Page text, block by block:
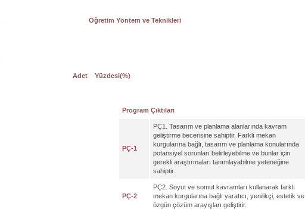
Öğretim Yöntem ve Teknikleri
Adet Yüzdesi(%)
Program Çıktıları
PÇ-1
PÇ1. Tasarım ve planlama alanlarında kavram
geliştirme becerisine sahiptir. Farklı mekan
kurgularına bağlı, tasarım ve planlama konularında
potansiyel sorunları belirleyebilme ve bunlar için
gerekli araştırmaları tanımlayabilme yeteneğine
sahiptir.
PÇ-2
PÇ2. Soyut ve somut kavramları kullanarak farklı
mekan kurgularına bağlı yaratıcı, yenilikçi, estetik ve
özgün çözüm arayışları geliştirir.